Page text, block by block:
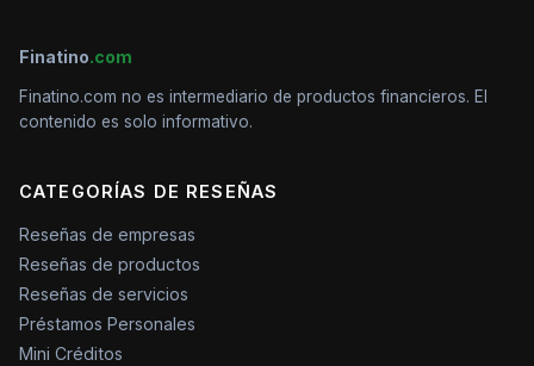
Finatino.com
Finatino.com no es intermediario de productos financieros. El
contenido es solo informativo.
CATEGORÍAS DE RESEÑAS
Reseñas de empresas
Reseñas de productos
Reseñas de servicios
Préstamos Personales
Mini Créditos